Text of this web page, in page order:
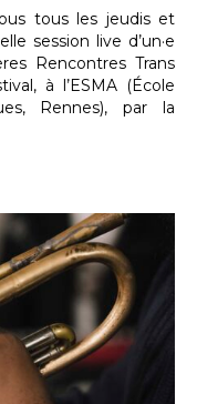
tous les jeudis et
session live d’un·e
Rencontres Trans
à l’ESMA (École
Rennes), par la